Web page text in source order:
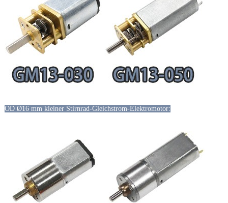
OD Ø16 mm kleiner Stirnrad-Gleichstrom-Elektromotor: